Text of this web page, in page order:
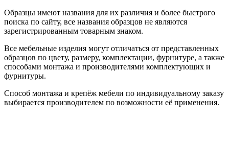
Образцы имеют названия для их различия и более быстрого
поиска по сайту, все названия образцов не являются
зарегистрированным товарным знаком.
Все мебельные изделия могут отличаться от представленных
образцов по цвету, размеру, комплектации, фурнитуре, а также
способами монтажа и производителями комплектующих и
фурнитуры.
Способ монтажа и крепёж мебели по индивидуальному заказу
выбирается производителем по возможности её применения.